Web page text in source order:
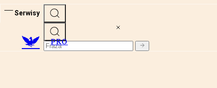
Serwisy
PRO